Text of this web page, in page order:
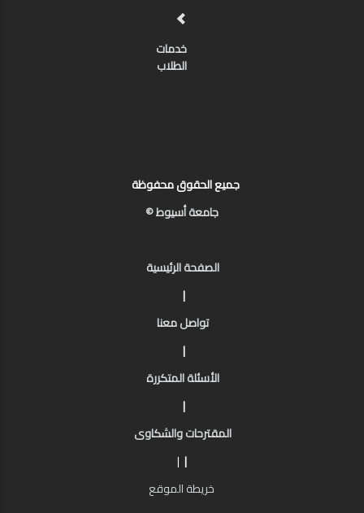
خدمات
الطلاب
جميع الحقوق محفوظة
جامعة أسيوط ©
الصفحة الرئيسية
|
تواصل معنا
|
الأسئلة المتكررة
|
المقترحات والشكاوى
|
|
خريطة الموقع